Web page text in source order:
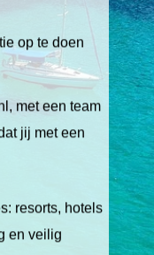
op te doen
met een team
jij met een
resorts, hotels
en veilig